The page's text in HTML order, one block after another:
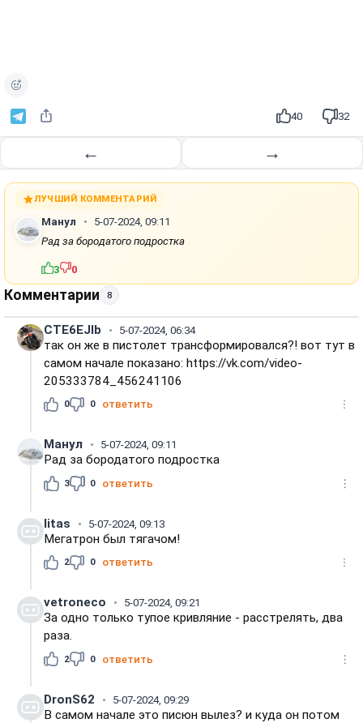
40 32
← →
ЛУЧШИЙ КОММЕНТАРИЙ
Манул
5-07-2024, 09:11
Рад за бородатого подростка
3 0
Комментарии 8
CTE6EJIb 5-07-2024, 06:34
так он же в пистолет трансформировался?! вот тут в
самом начале показано: https://vk.com/video-
205333784_456241106
0 0 ответить
Манул 5-07-2024, 09:11
Рад за бородатого подростка
3 0 ответить
litas 5-07-2024, 09:13
Мегатрон был тягачом!
2 0 ответить
vetroneco 5-07-2024, 09:21
За одно только тупое кривляние - расстрелять, два
раза.
2 0 ответить
DronS62 5-07-2024, 09:29
В самом начале это писюн вылез? и куда он потом